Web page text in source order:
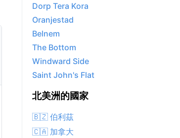
Dorp Tera Kora
Oranjestad
Belnem
The Bottom
Windward Side
Saint John's Flat
北美洲的國家
🇧🇿 伯利茲
🇨🇦 加拿大